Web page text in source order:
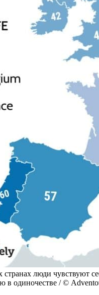
люди чувствуют
в одиночестве / ©